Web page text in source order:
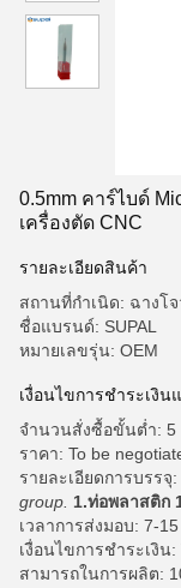
0.5mm คาร์ไบด์
เครื่องตัด CNC
รายละเอียดสินค้า
สถานที่กำเนิด: ฉางโจ
ชื่อแบรนด์: SUPAL
หมายเลขรุ่น: OEM
เงื่อนไขการชำระเงิน
จำนวนสั่งซื้อขั้นต่ำ: 5
ราคา: To be
รายละเอียดการบรรจุ:
group. 1.ท่อพลาสติก
เวลาการส่งมอบ: 7-
เงื่อนไขการชำระเงิน:
สามารถในการผลิต: